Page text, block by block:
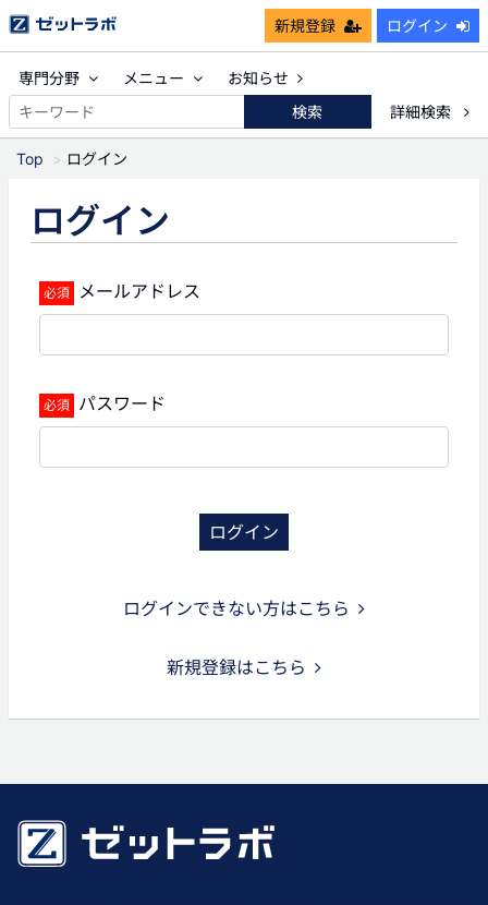
新規登録 ログイン
専門分野 メニュー
お知らせ
検索
詳細検索
Top ログイン
ログイン
メールアドレス
パスワード
ログイン
ログインできない方はこちら
新規登録はこちら